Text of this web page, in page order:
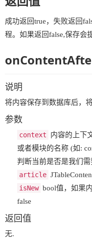
成功返回true，失败返回
程。如果返回false,保存会
说明
将内容保存到数据库后，
参数
context
内容的上下
或者模块的名称 (如:
判断当前是否是我们
article
isNew bool值，如果
false
返回值
无.